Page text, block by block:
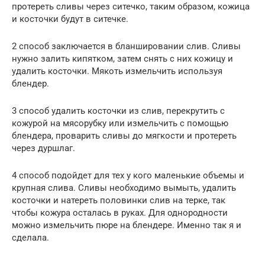
протереть сливы через ситечко, таким образом, кожица
и косточки будут в ситечке.
2 способ заключается в бланшировании слив. Сливы
нужно залить кипятком, затем снять с них кожицу и
удалить косточки. Мякоть измельчить используя
блендер.
3 способ удалить косточки из слив, перекрутить с
кожурой на мясорубку или измельчить с помощью
блендера, проварить сливы до мягкости и протереть
через дуршлаг.
4 способ подойдет для тех у кого маленькие объемы и
крупная слива. Сливы необходимо вымыть, удалить
косточки и натереть половинки слив на терке, так
чтобы кожура осталась в руках. Для однородности
можно измельчить пюре на блендере. Именно так я и
сделала.